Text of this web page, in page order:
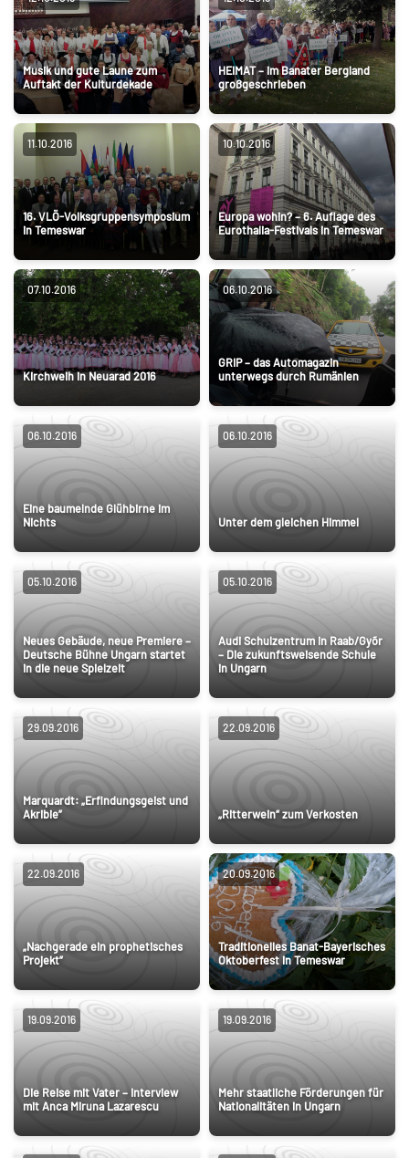
Musik und gute Laune zum
Auftakt der Kulturdekade
HEIMAT – im Banater Bergland
großgeschrieben
11.10.2016
16. VLÖ-Volksgruppensymposium
in Temeswar
10.10.2016
Europa wohin? – 6. Auflage des
Eurothalia-Festivals in Temeswar
07.10.2016
Kirchweih in Neuarad 2016
06.10.2016
GRIP – das Automagazin
unterwegs durch Rumänien
06.10.2016
Eine baumelnde Glühbirne im
Nichts
06.10.2016
Unter dem gleichen Himmel
05.10.2016
Neues Gebäude, neue Premiere –
Deutsche Bühne Ungarn startet
in die neue Spielzeit
05.10.2016
Audi Schulzentrum in Raab/Gyõr
– Die zukunftsweisende Schule
in Ungarn
29.09.2016
Marquardt: „Erfindungsgeist und
Akribie”
22.09.2016
„Ritterwein“ zum Verkosten
22.09.2016
„Nachgerade ein prophetisches
Projekt”
20.09.2016
Traditionelles Banat-Bayerisches
Oktoberfest in Temeswar
19.09.2016
Die Reise mit Vater – Interview
mit Anca Miruna Lazarescu
19.09.2016
Mehr staatliche Förderungen für
Nationalitäten in Ungarn